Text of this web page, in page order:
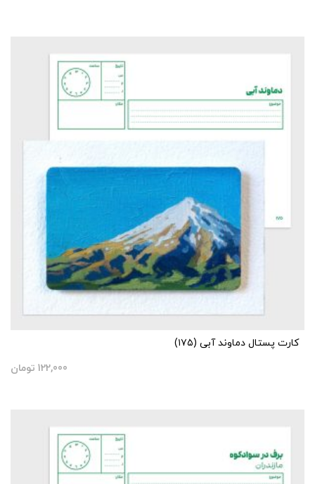
کارت پستال دماوند آبی (۱۷۵)
122,000 تومان